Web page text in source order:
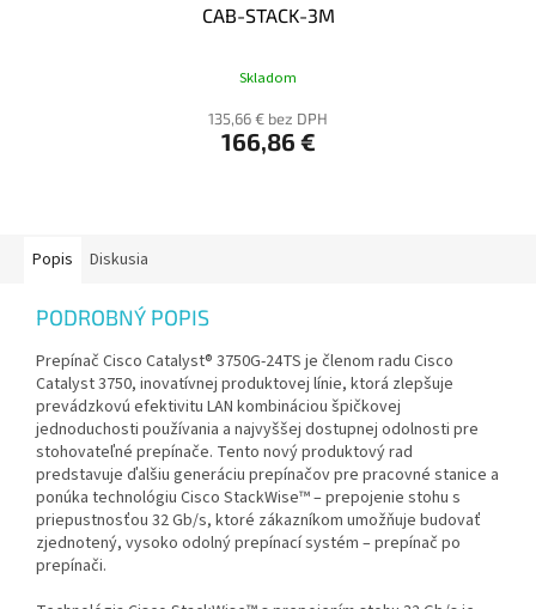
CAB-STACK-3M
Skladom
135,66 € bez DPH
166,86 €
Popis Diskusia
PODROBNÝ POPIS
Prepínač Cisco Catalyst® 3750G-24TS je členom radu Cisco
Catalyst 3750, inovatívnej produktovej línie, ktorá zlepšuje
prevádzkovú efektivitu LAN kombináciou špičkovej
jednoduchosti používania a najvyššej dostupnej odolnosti pre
stohovateľné prepínače. Tento nový produktový rad
predstavuje ďalšiu generáciu prepínačov pre pracovné stanice a
ponúka technológiu Cisco StackWise™ – prepojenie stohu s
priepustnosťou 32 Gb/s, ktoré zákazníkom umožňuje budovať
zjednotený, vysoko odolný prepínací systém – prepínač po
prepínači.